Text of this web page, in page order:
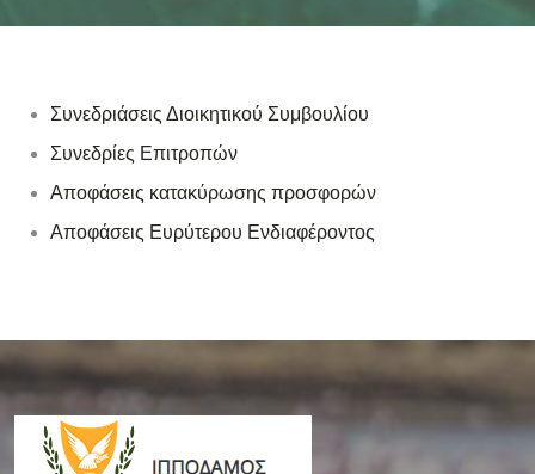
Συνεδριάσεις Διοικητικού Συμβουλίου
Συνεδρίες Επιτροπών
Αποφάσεις κατακύρωσης προσφορών
Αποφάσεις Ευρύτερου Ενδιαφέροντος